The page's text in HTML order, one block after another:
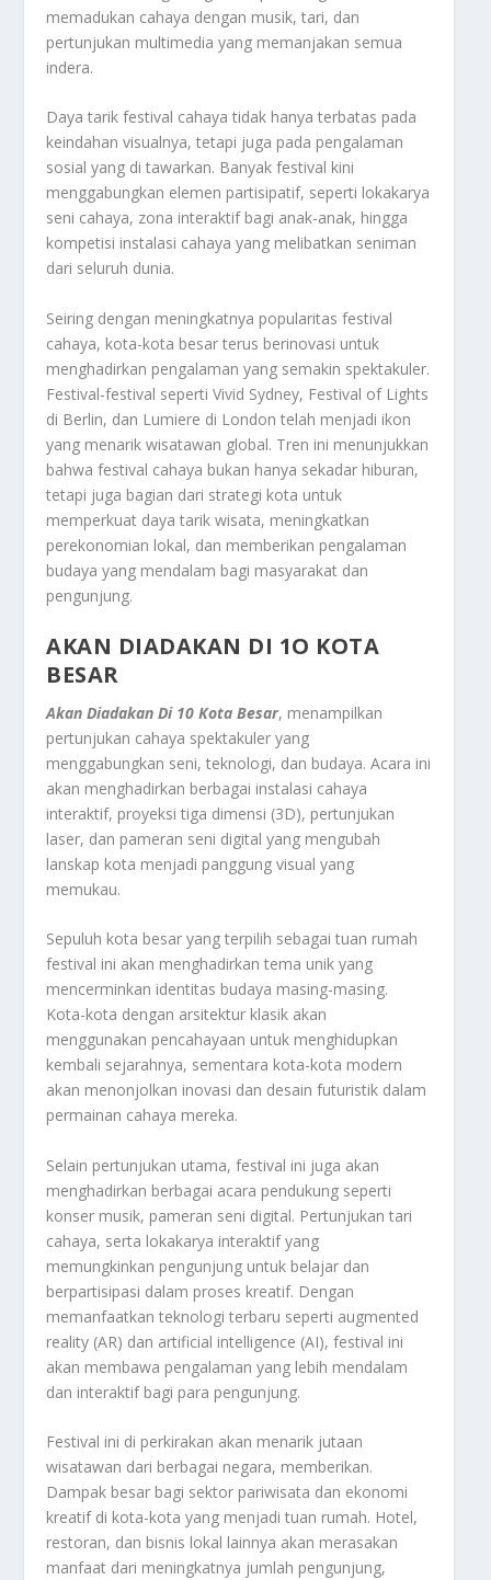
memadukan cahaya dengan musik, tari, dan
pertunjukan multimedia yang memanjakan semua
indera.
Daya tarik festival cahaya tidak hanya terbatas pada
keindahan visualnya, tetapi juga pada pengalaman
sosial yang di tawarkan. Banyak festival kini
menggabungkan elemen partisipatif, seperti lokakarya
seni cahaya, zona interaktif bagi anak-anak, hingga
kompetisi instalasi cahaya yang melibatkan seniman
dari seluruh dunia.
Seiring dengan meningkatnya popularitas festival
cahaya, kota-kota besar terus berinovasi untuk
menghadirkan pengalaman yang semakin spektakuler.
Festival-festival seperti Vivid Sydney, Festival of Lights
di Berlin, dan Lumiere di London telah menjadi ikon
yang menarik wisatawan global. Tren ini menunjukkan
bahwa festival cahaya bukan hanya sekadar hiburan,
tetapi juga bagian dari strategi kota untuk
memperkuat daya tarik wisata, meningkatkan
perekonomian lokal, dan memberikan pengalaman
budaya yang mendalam bagi masyarakat dan
pengunjung.
AKAN DIADAKAN DI 1O KOTA
BESAR
Akan Diadakan Di 10 Kota Besar, menampilkan
pertunjukan cahaya spektakuler yang
menggabungkan seni, teknologi, dan budaya. Acara ini
akan menghadirkan berbagai instalasi cahaya
interaktif, proyeksi tiga dimensi (3D), pertunjukan
laser, dan pameran seni digital yang mengubah
lanskap kota menjadi panggung visual yang
memukau.
Sepuluh kota besar yang terpilih sebagai tuan rumah
festival ini akan menghadirkan tema unik yang
mencerminkan identitas budaya masing-masing.
Kota-kota dengan arsitektur klasik akan
menggunakan pencahayaan untuk menghidupkan
kembali sejarahnya, sementara kota-kota modern
akan menonjolkan inovasi dan desain futuristik dalam
permainan cahaya mereka.
Selain pertunjukan utama, festival ini juga akan
menghadirkan berbagai acara pendukung seperti
konser musik, pameran seni digital. Pertunjukan tari
cahaya, serta lokakarya interaktif yang
memungkinkan pengunjung untuk belajar dan
berpartisipasi dalam proses kreatif. Dengan
memanfaatkan teknologi terbaru seperti augmented
reality (AR) dan artificial intelligence (AI), festival ini
akan membawa pengalaman yang lebih mendalam
dan interaktif bagi para pengunjung.
Festival ini di perkirakan akan menarik jutaan
wisatawan dari berbagai negara, memberikan.
Dampak besar bagi sektor pariwisata dan ekonomi
kreatif di kota-kota yang menjadi tuan rumah. Hotel,
restoran, dan bisnis lokal lainnya akan merasakan
manfaat dari meningkatnya jumlah pengunjung,